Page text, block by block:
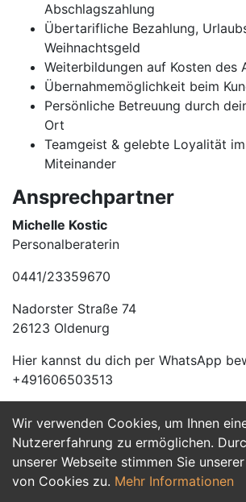
Wir verwenden Cookies, um Ihnen
Nutzererfahrung zu ermöglichen.
unserer Webseite stimmen Sie
von Cookies zu. Mehr Informationen
Abschlagszahlung
Übertarifliche Bezahlung,
Weihnachtsgeld
Weiterbildungen auf Kosten des
Übernahmemöglichkeit beim
Persönliche Betreuung durch
Ort
Teamgeist & gelebte Loyalität
Miteinander
Ansprechpartner
Michelle Kostic
Personalberaterin
0441/23359670
Nadorster Straße 74
26123 Oldenurg
Hier kannst du dich per WhatsApp
+491606503513
Jetzt Bewerben